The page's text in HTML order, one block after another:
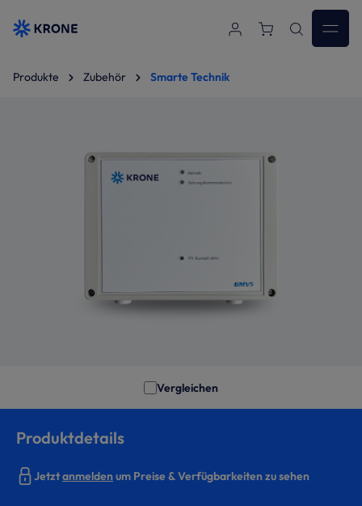
Zum Hauptinhalt springen
Produkte Zubehör Smarte Technik
Vergleichen
Produktdetails
Jetztanmeldenum Preise & Verfügbarkeiten zu sehen